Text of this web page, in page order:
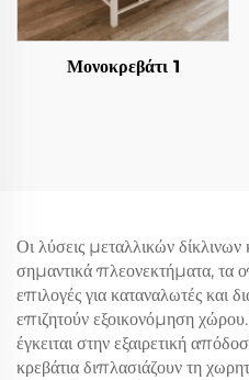
Μονοκρεβάτι 1
Οι λύσεις μεταλλικών
σημαντικά πλεονεκτήματα, τα
επιλογές για καταναλωτές και
επιζητούν εξοικονόμηση
έγκειται στην εξαιρετική
κρεβάτια διπλασιάζουν τη